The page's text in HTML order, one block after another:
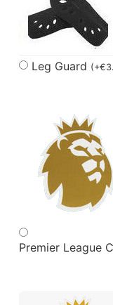
Leg Guard (+€
Premier League